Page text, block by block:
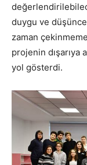
duygu ve
zaman
projenin dışarıya
yol gösterdi.